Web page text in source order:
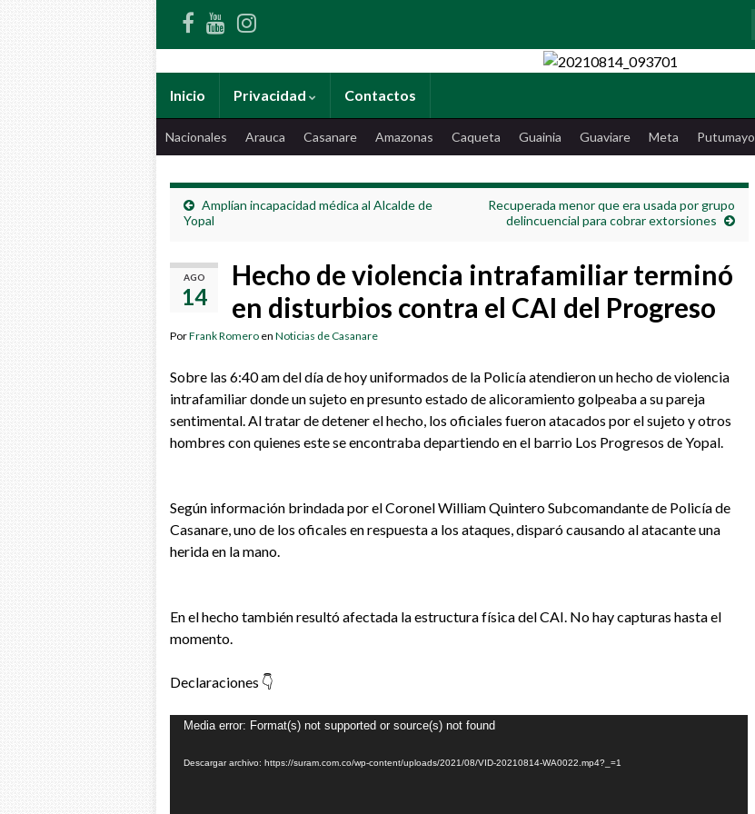
Inicio Privacidad Contactos
Nacionales Arauca Casanare Amazonas Caqueta Guainia Guaviare Meta Putumayo
Amplían incapacidad médica al Alcalde de
Yopal
Recuperada menor que era usada por grupo
delincuencial para cobrar extorsiones
AGO
14
Hecho de violencia intrafamiliar terminó
en disturbios contra el CAI del Progreso
PorFrank Romero en Noticias de Casanare
Sobre las 6:40 am del día de hoy uniformados de la Policía atendieron un hecho de violencia
intrafamiliar donde un sujeto en presunto estado de alicoramiento golpeaba a su pareja
sentimental. Al tratar de detener el hecho, los oficiales fueron atacados por el sujeto y otros
hombres con quienes este se encontraba departiendo en el barrio Los Progresos de Yopal.
Según información brindada por el Coronel William Quintero Subcomandante de Policía de
Casanare, uno de los oficales en respuesta a los ataques, disparó causando al atacante una
herida en la mano.
En el hecho también resultó afectada la estructura física del CAI. No hay capturas hasta el
momento.
Declaraciones 👇
Reproductor
vídeo
Media error: Format(s) not supported or source(s) not found
Descargar archivo: https://suram.com.co/wp-content/uploads/2021/08/VID-20210814-WA0022.mp4?_=1